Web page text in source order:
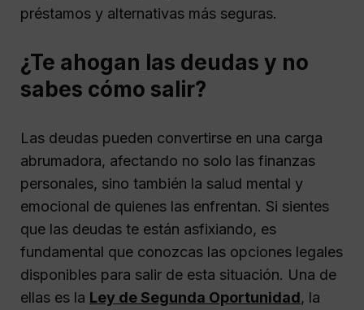
préstamos y alternativas más seguras.
¿Te ahogan las deudas y no
sabes cómo salir?
Las deudas pueden convertirse en una carga
abrumadora, afectando no solo las finanzas
personales, sino también la salud mental y
emocional de quienes las enfrentan. Si sientes
que las deudas te están asfixiando, es
fundamental que conozcas las opciones legales
disponibles para salir de esta situación. Una de
ellas es la Ley de Segunda Oportunidad, la